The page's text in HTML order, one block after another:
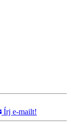
Írj e-mailt!